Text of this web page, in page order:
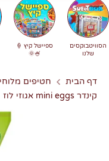
הסוויטבוקסים
שלנו
ספיישל קיץ 🍦
🍧🌞
דף הבית
חטיפים
קינדר mini eggs אגוזי לוז